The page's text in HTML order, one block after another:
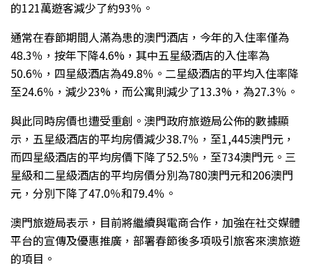
的121萬遊客減少了約93％。
通常在春節期間人滿為患的澳門酒店，今年的入住率僅為
48.3％，按年下降4.6%，其中五星級酒店的入住率為
50.6％，四星級酒店為49.8％。二星級酒店的平均入住率降
至24.6％，減少23%，而公寓則減少了13.3%，為27.3％。
與此同時房價也遭受重創。澳門政府旅遊局公佈的數據顯
示，五星級酒店的平均房價減少38.7％，至1,445澳門元，
而四星級酒店的平均房價下降了52.5％，至734澳門元。三
星級和二星級酒店的平均房價分別為780澳門元和206澳門
元，分別下降了47.0％和79.4％。
澳門旅遊局表示，目前將繼續與電商合作，加強在社交媒體
平台的宣傳及優惠推廣，部署春節後多項吸引旅客來澳旅遊
的項目。